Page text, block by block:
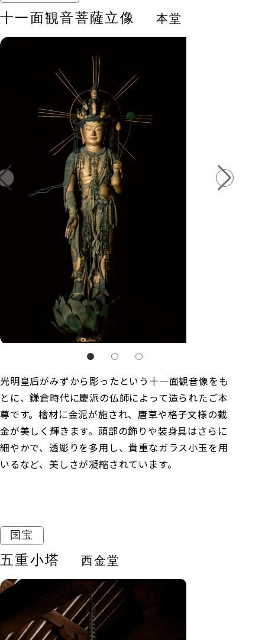
十一面観音菩薩立像 本堂
光明皇后がみずから彫ったという十一面観音像をも
とに、鎌倉時代に慶派の仏師によって造られたご本
尊です。檜材に金泥が施され、唐草や格子文様の截
金が美しく輝きます。頭部の飾りや装身具はさらに
細やかで、透彫りを多用し、貴重なガラス小玉を用
いるなど、美しさが凝縮されています。
国宝
五重小塔 西金堂